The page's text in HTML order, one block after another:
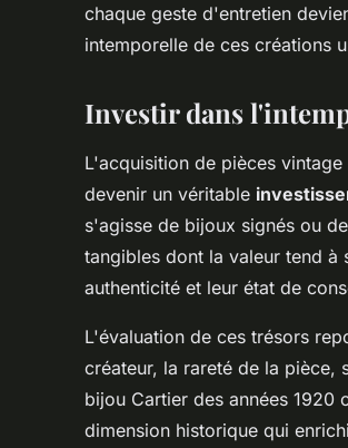
chaque geste d'entretien
intemporelle de ces créations
Investir dans
L'acquisition de pièces
devenir un véritable
s'agisse de bijoux signés ou
tangibles dont la valeur tend
authenticité et leur état de
L'évaluation de ces trésors
créateur, la rareté de la pièce,
bijou Cartier des années 1920
dimension historique qui